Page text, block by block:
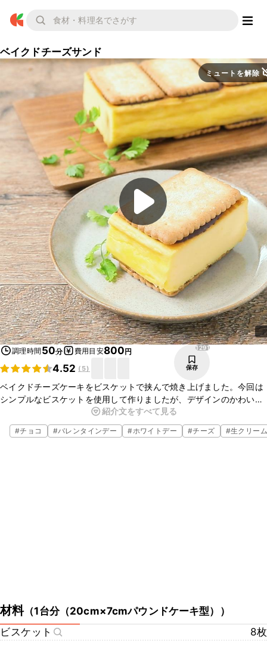
ベイクドチーズサンド
ミュートを解除
調理時間 50分 費用目安800円
4.52 ( 5)
1291
保存
ベイクドチーズケーキをビスケットで挟んで焼き上げました。今回は
シンプルなビスケットを使用して作りましたが、デザインのかわいら
しいビスケットを使用すると見た目も楽しく仕上がりますね。ぜひお
試しくださいね。
紹介文をすべて見る
#チョコ #バレンタインデー #ホワイトデー #チーズ #生クリー
材料（1台分（20cm×7cmパウンドケーキ型）
）
ビスケット
8枚